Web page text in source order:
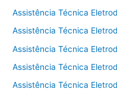
Assistência Técnica
Assistência Técnica
Assistência Técnica
Assistência Técnica
Assistência Técnica